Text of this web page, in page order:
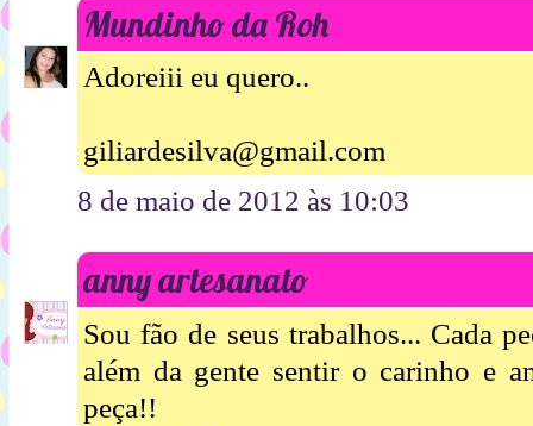
Mundinho da Roh
Adoreiii eu quero..
giliardesilva@gmail.com
8 de maio de 2012 às 10:03
anny artesanato
Sou fão de seus trabalhos... Cada
além da gente sentir o carinho e
peça!!